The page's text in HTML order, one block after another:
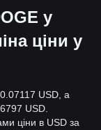
у
ціни у
USD, а
USD.
ціни в USD за